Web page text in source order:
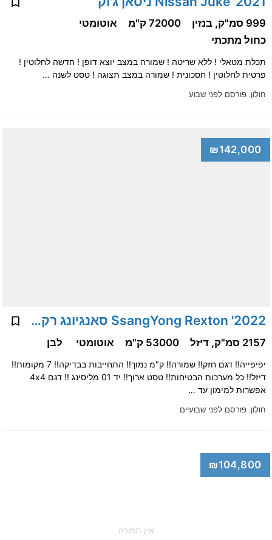
חולון.פורסם לפני שבוע
999 סמ"ק, בנזין 72000 ק"מ
אוטומטי
כחול מתכתי
תכלת מטאלי ! ללא שריטה ! שמורה במצב יוצא דופן ! חדשה לחלוטין !
פרטית לחלוטין ! חסכונית ! שמורה במצב תצוגה ! טסט לשנה …
₪142,000
2022' SsangYong Rexton סאנגיונג רקסטון
חולון.פורסם לפני שבועיים
2157 סמ"ק, דיזל 53000 ק"מ אוטומטי לבן
יפיפייה!! דגם חזק!! שמורה!! ק"מ נמוך!! התחייבות בבדיקה!! 7 מקומות!!
דיזל!! כל מערכות הבטיחות!! טסט ארוך!! יד 01 מליסינג !! דגם 4x4
אפשרות למימון עד …
אין תמונה
₪104,800